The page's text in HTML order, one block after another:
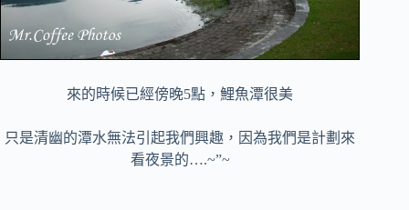
來的時候已經傍晚5點，鯉魚潭很美
只是清幽的潭水無法引起我們興趣，因為我們是計劃來
看夜景的….~”~